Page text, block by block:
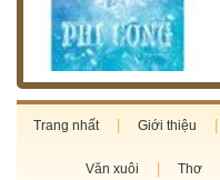
Trang nhất Giới thiệu
Văn xuôi Thơ